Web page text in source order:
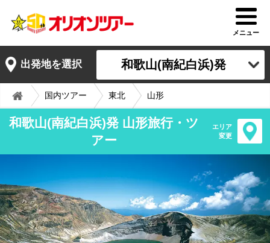
メニュー
出発地を選択 和歌山(南紀白浜)発
国内ツアー 東北 山形
和歌山(南紀白浜)発 山形旅行・ツ
アー
エリア
変更